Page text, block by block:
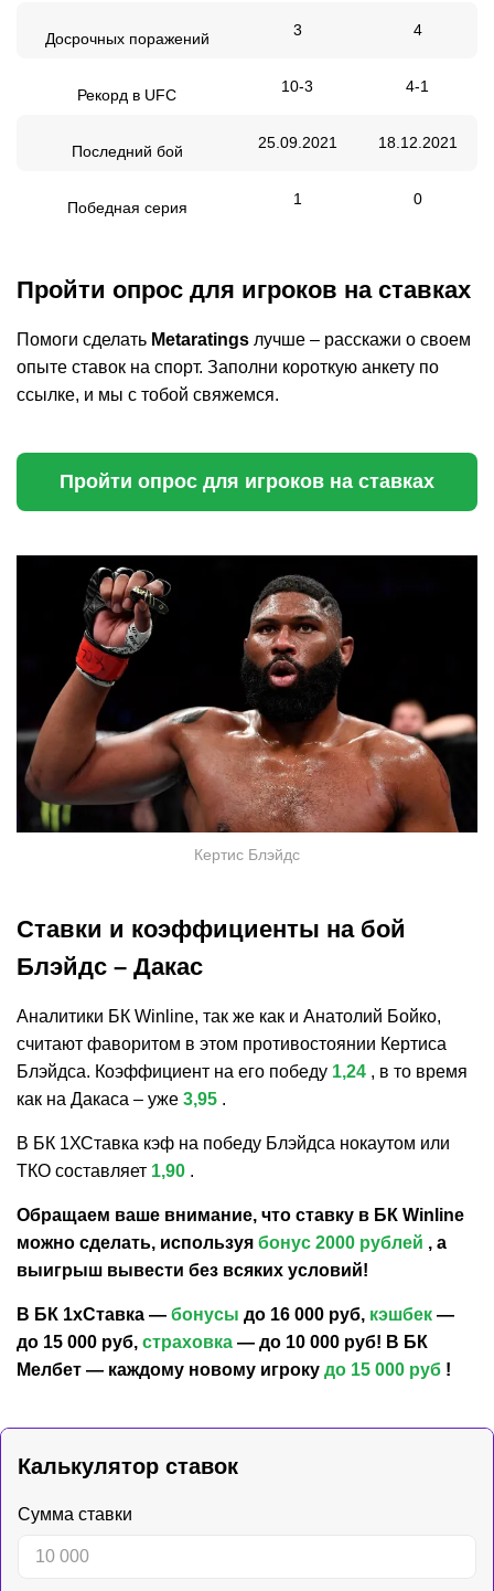
Досрочных поражений 3 4
Рекорд в UFC 10-3 4-1
Последний бой 25.09.2021 18.12.2021
Победная серия 1 0
Пройти опрос для игроков на ставках
Помоги сделать Metaratings лучше – расскажи о своем
опыте ставок на спорт. Заполни короткую анкету по
ссылке, и мы с тобой свяжемся.
Пройти опрос для игроков на ставках
Кертис Блэйдс
Ставки и коэффициенты на бой
Блэйдс – Дакас
Аналитики БК Winline, так же как и Анатолий Бойко,
считают фаворитом в этом противостоянии Кертиса
Блэйдса. Коэффициент на его победу 1,24 , в то время
как на Дакаса – уже 3,95 .
В БК 1ХСтавка кэф на победу Блэйдса нокаутом или
ТКО составляет 1,90 .
Обращаем ваше внимание, что ставку в БК Winline
можно сделать, используя бонус 2000 рублей , а
выигрыш вывести без всяких условий!
В БК 1хСтавка — бонусы до 16 000 руб, кэшбек —
до 15 000 руб, страховка — до 10 000 руб! В БК
Мелбет — каждому новому игроку до 15 000 руб !
Калькулятор ставок
Сумма ставки